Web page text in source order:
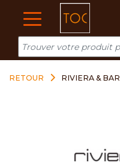
RETOUR RIVIERA & BAR
Cookies management panel